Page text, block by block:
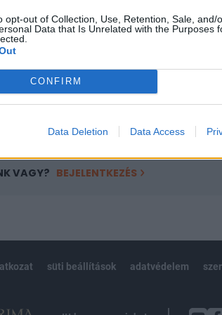
opt-out of Collection, Use, Retention, Sale, and/
Data that Is Unrelated with the Purposes
CONFIRM
Data Deletion Data Access
tartalmazza:
cikkarchívum
elmúlt 2 év napon belüli
VAGY? BEJELENTKEZÉS
süti beállítások adatvédelem